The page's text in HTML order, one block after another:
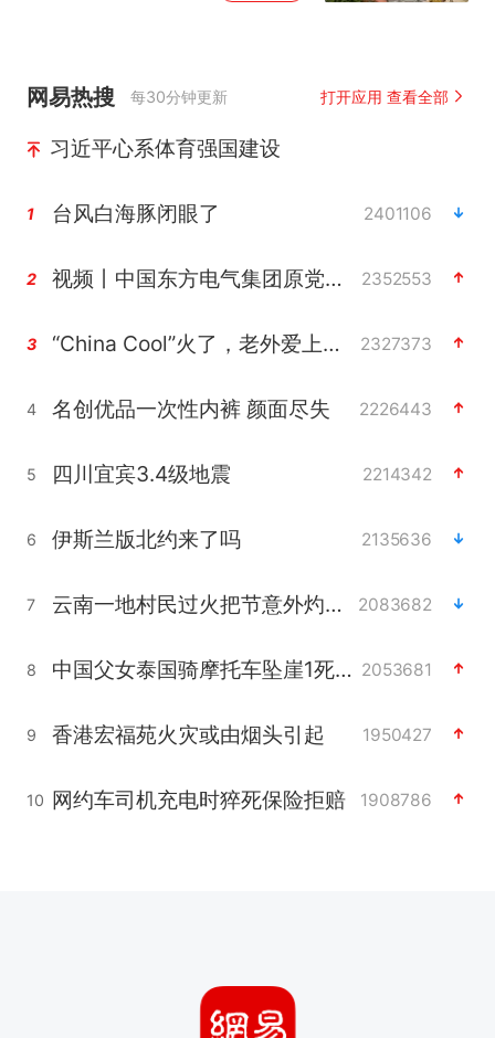
网易热搜 每30分钟更新 打开应用 查看全部
习近平心系体育强国建设
1 台风白海豚闭眼了 2401106
2 视频丨中国东方电气集团原党组副书记、董事宋致远被查 2352553
3 “China Cool”火了，老外爱上中国避暑游 2327373
4 名创优品一次性内裤 颜面尽失 2226443
5 四川宜宾3.4级地震 2214342
6 伊斯兰版北约来了吗 2135636
7 云南一地村民过火把节意外灼伤16人 2083682
8 中国父女泰国骑摩托车坠崖1死1伤 2053681
9 香港宏福苑火灾或由烟头引起 1950427
10 网约车司机充电时猝死保险拒赔 1908786